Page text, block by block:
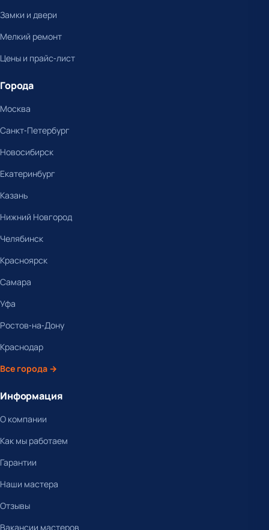
Замки и двери
Мелкий ремонт
Цены и прайс-лист
Города
Москва
Санкт-Петербург
Новосибирск
Екатеринбург
Казань
Нижний Новгород
Челябинск
Красноярск
Самара
Уфа
Ростов-на-Дону
Краснодар
Все города →
Информация
О компании
Как мы работаем
Гарантии
Наши мастера
Отзывы
Вакансии мастеров